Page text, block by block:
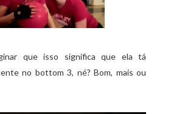
que isso significa que ela tá
no bottom 3, né? Bom, mais ou